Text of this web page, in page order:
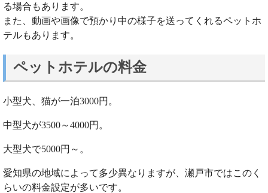
る場合もあります。
また、動画や画像で預かり中の様子を送ってくれるペットホ
テルもあります。
ペットホテルの料金
小型犬、猫が一泊3000円。
中型犬が3500～4000円。
大型犬で5000円～。
愛知県の地域によって多少異なりますが、瀬戸市ではこのく
らいの料金設定が多いです。